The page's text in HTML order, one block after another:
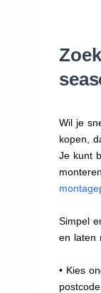
Wil je
kopen,
Je kunt
Simpel
en laten
• Kies
postcode